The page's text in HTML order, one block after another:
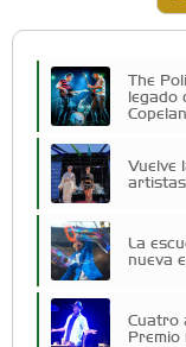
The
legado
Vuelve
La
nueva
Cuatro
Premio